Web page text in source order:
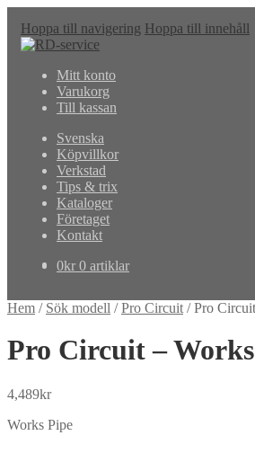
Hoppa till navigering Hoppa till innehåll
Mitt konto
Varukorg
Till kassan
Svenska
Köpvillkor
Verkstad
Tips & trix
Kataloger
Företaget
Kontakt
0kr 0 artiklar
Hem / Sök modell /Pro Circuit /Pro
Pro Circuit –
4,489kr
Works Pipe